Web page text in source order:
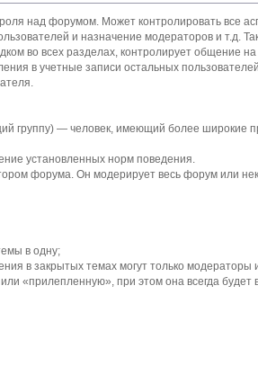
над форумом. Может контролировать все
и назначение модераторов и т.д.
во всех разделах, контролирует общение
в учетные записи остальных
группу) — человек, имеющий более широкие
установленных норм поведения.
форума. Он модерирует весь форум или
в одну;
в закрытых темах могут только модераторы
«прилепленную», при этом она всегда будет